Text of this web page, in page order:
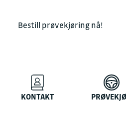
Bestill prøvekjøring nå!
KONTAKT